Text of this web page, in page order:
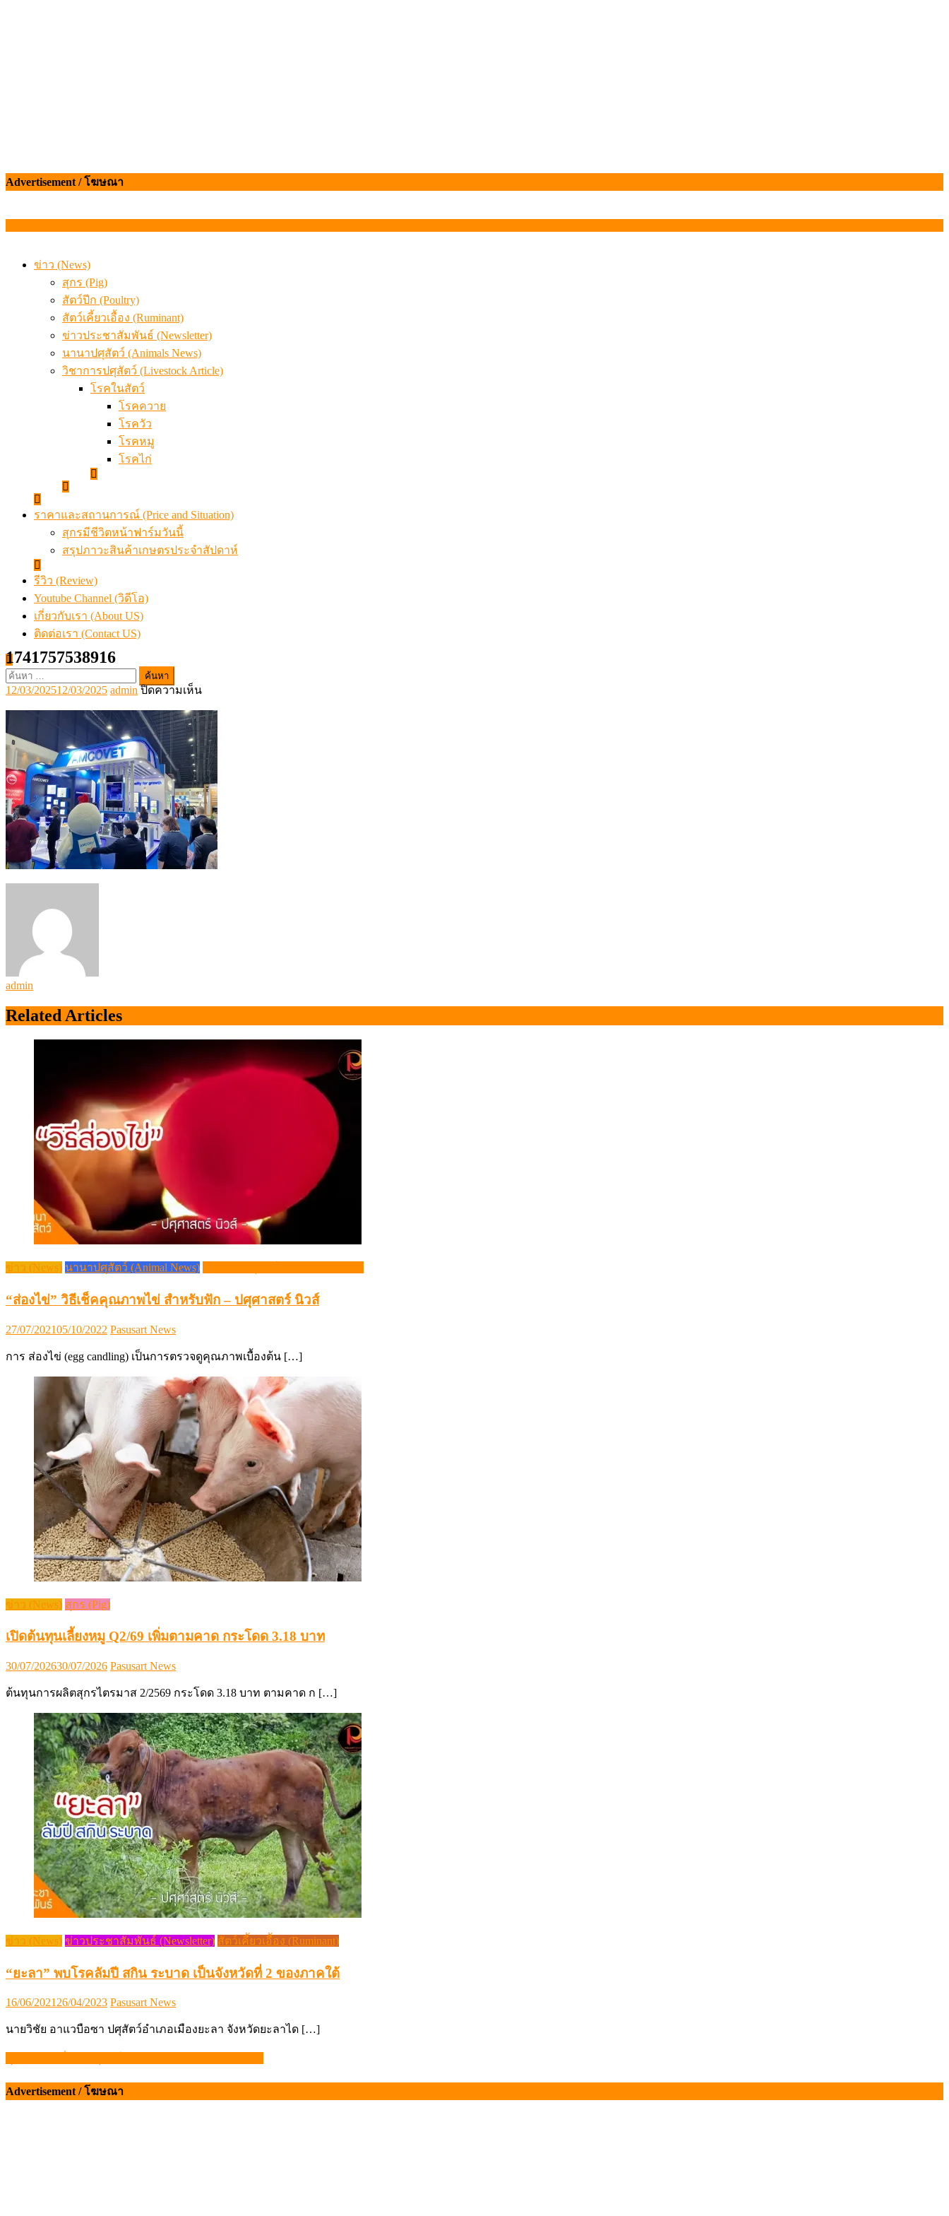
Advertisement / โฆษณา
ข่าว (News)
สุกร (Pig)
สัตว์ปีก (Poultry)
สัตว์เคี้ยวเอื้อง (Ruminant)
ข่าวประชาสัมพันธ์ (Newsletter)
นานาปศุสัตว์ (Animals News)
วิชาการปศุสัตว์ (Livestock Article)
โรคในสัตว์
โรคควาย
โรควัว
โรคหมู
โรคไก่
ราคาและสถานการณ์ (Price and Situation)
สุกรมีชีวิตหน้าฟาร์มวันนี้
สรุปภาวะสินค้าเกษตรประจำสัปดาห์
รีวิว (Review)
Youtube Channel (วิดีโอ)
เกี่ยวกับเรา (About US)
ติดต่อเรา (Contact US)
ค้นหา
สำหรับ:
1741757538916
Posted
on
12/03/202512/03/2025Author
admin ปิดความเห็นบน
admin
Related Articles
ข่าว (News) นานาปศุสัตว์ (Animal News)
“ส่องไข่” วิธีเช็คคุณภาพไข่ สำหรับฟัก – ปศุศาสตร์ นิวส์
Posted
27/07/202105/10/2022 Author
Pasusart News
การ ส่องไข่ (egg candling) เป็นการตรวจดูคุณภาพเบื้องต้น […]
ข่าว (News) สุกร (Pig)
เปิดต้นทุนเลี้ยงหมู Q2/69 เพิ่มตามคาด กระโดด 3.18 บาท
Posted
30/07/202630/07/2026 Author
Pasusart News
ต้นทุนการผลิตสุกรไตรมาส 2/2569 กระโดด 3.18 บาท ตามคาด ก […]
ข่าว (News) ข่าวประชาสัมพันธ์ (Newsletter) สัตว์เคี้ยวเอื้อง (Ruminant)
“ยะลา” พบโรคลัมปี สกิน ระบาด เป็นจังหวัดที่ 2 ของภาคใต้
Posted
16/06/202126/04/2023 Author
Pasusart News
นายวิชัย อาแวบือซา ปศุสัตว์อำเภอเมืองยะลา จังหวัดยะลาได […]
แนะแนว
เรื่อง
Advertisement / โฆษณา